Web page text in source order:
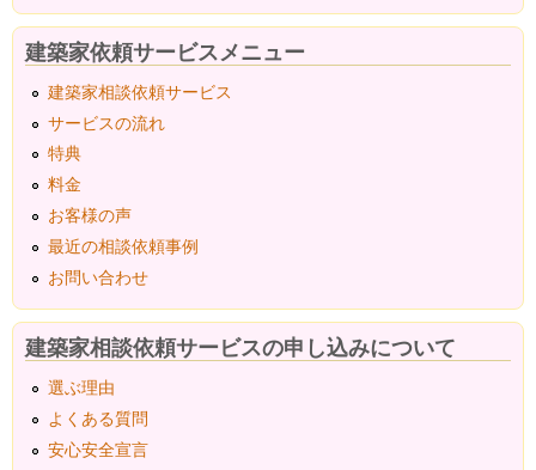
建築家依頼サービスメニュー
建築家相談依頼サービス
サービスの流れ
特典
料金
お客様の声
最近の相談依頼事例
お問い合わせ
建築家相談依頼サービスの申し込みについて
選ぶ理由
よくある質問
安心安全宣言